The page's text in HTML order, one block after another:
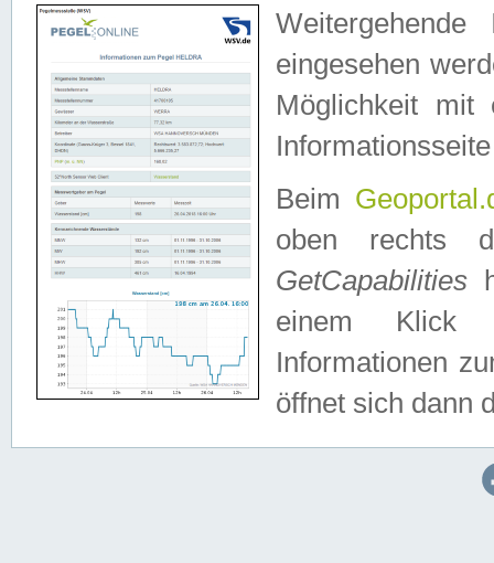
eingesehen
Möglichkeit mit
Beim
oben rechts
GetCapabilities
einem Klick
Informationen
öffnet sich dann